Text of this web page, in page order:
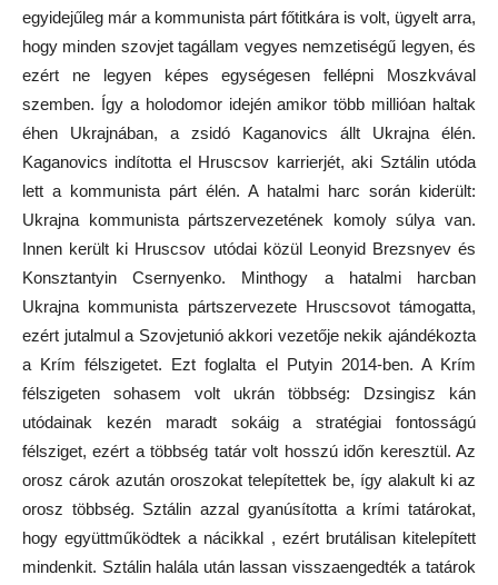
egyidejűleg már a kommunista párt főtitkára is volt, ügyelt arra,
hogy minden szovjet tagállam vegyes nemzetiségű legyen, és
ezért ne legyen képes egységesen fellépni Moszkvával
szemben. Így a holodomor idején amikor több millióan haltak
éhen Ukrajnában, a zsidó Kaganovics állt Ukrajna élén.
Kaganovics indította el Hruscsov karrierjét, aki Sztálin utóda
lett a kommunista párt élén. A hatalmi harc során kiderült:
Ukrajna kommunista pártszervezetének komoly súlya van.
Innen került ki Hruscsov utódai közül Leonyid Brezsnyev és
Konsztantyin Csernyenko. Minthogy a hatalmi harcban
Ukrajna kommunista pártszervezete Hruscsovot támogatta,
ezért jutalmul a Szovjetunió akkori vezetője nekik ajándékozta
a Krím félszigetet. Ezt foglalta el Putyin 2014-ben. A Krím
félszigeten sohasem volt ukrán többség: Dzsingisz kán
utódainak kezén maradt sokáig a stratégiai fontosságú
félsziget, ezért a többség tatár volt hosszú időn keresztül. Az
orosz cárok azután oroszokat telepítettek be, így alakult ki az
orosz többség. Sztálin azzal gyanúsította a krími tatárokat,
hogy együttműködtek a nácikkal , ezért brutálisan kitelepített
mindenkit. Sztálin halála után lassan visszaengedték a tatárok